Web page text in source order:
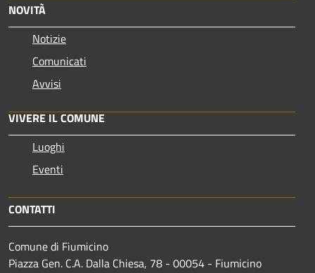
NOVITÀ
Notizie
Comunicati
Avvisi
VIVERE IL COMUNE
Luoghi
Eventi
CONTATTI
Comune di Fiumicino
Piazza Gen. C.A. Dalla Chiesa, 78 - 00054 - Fiumicino